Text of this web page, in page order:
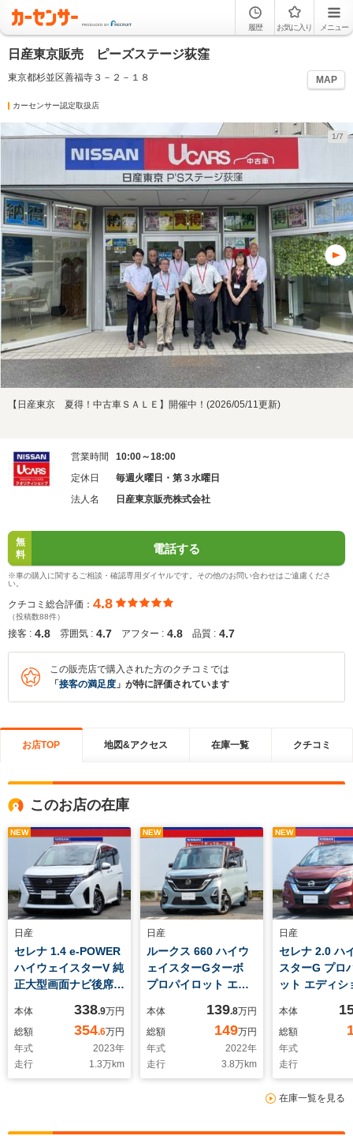
履歴 お気に入り メニュー
日産東京販売 ピーズステージ荻窪
東京都杉並区善福寺３－２－１８ MAP
カーセンサー認定取扱店
1/7
【日産東京 夏得！中古車ＳＡＬＥ】開催中！(2026/05/11更新)
営業時間
10:00～18:00
定休日
毎週火曜日・第３水曜日
法人名
日産東京販売株式会社
無
料
電話する
※車の購入に関するご相談・確認専用ダイヤルです。その他のお問い合わせはご遠慮くださ
い。
クチコミ総合評価： 4.8
（投稿数88件）
接客 : 4.8 雰囲気 : 4.7 アフター : 4.8 品質 : 4.7
この販売店で購入された方のクチコミでは
「 接客の満足度 」が特に評価されています
お店TOP 地図&アクセス 在庫一覧 クチコミ
このお店の在庫
NEW
日産
セレナ 1.4 e-POWER
ハイウェイスターV 純
正大型画面ナビ後席モ
本体 338.9万円
総額
354.6万円
年式
2023年
走行
1.3万km
NEW
日産
ルークス 660 ハイウ
ェイスターGターボ
プロパイロット エデ
面ナビプロパイロット
AVM
本体 139.8万円
総額
149万円
年式
2022年
走行
3.8万km
NEW
日産
セレナ 2.0 ハ
スターG プロ
ット エディシ
ニタープロパ
本体
総額
年式
走行
在庫一覧を見る